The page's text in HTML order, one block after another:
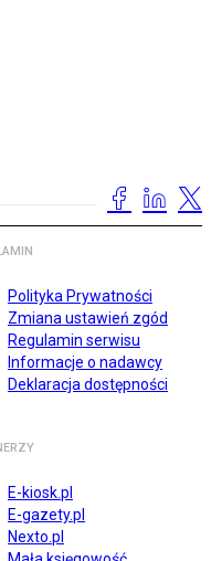
Polityka Prywatności
Zmiana ustawień zgód
Regulamin serwisu
Informacje o nadawcy
Deklaracja dostępności
E-kiosk.pl
E-gazety.pl
Nexto.pl